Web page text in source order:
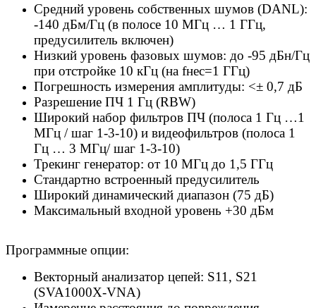
Средний уровень собственных шумов (DANL):
-140 дБм/Гц (в полосе 10 МГц … 1 ГГц,
предусилитель включен)
Низкий уровень фазовых шумов: до -95 дБн/Гц
при отстройке 10 кГц (на fнес=1 ГГц)
Погрешность измерения амплитуды: <± 0,7 дБ
Разрешение ПЧ 1 Гц (RBW)
Широкий набор фильтров ПЧ (полоса 1 Гц …1
МГц / шаг 1-3-10) и видеофильтров (полоса 1
Гц … 3 МГц/ шаг 1-3-10)
Трекинг генератор: от 10 МГц до 1,5 ГГц
Стандартно встроенный предусилитель
Широкий динамический диапазон (75 дБ)
Максимальный входной уровень +30 дБм
Программные опции:
Векторный анализатор цепей: S11, S21
(SVA1000X-VNA)